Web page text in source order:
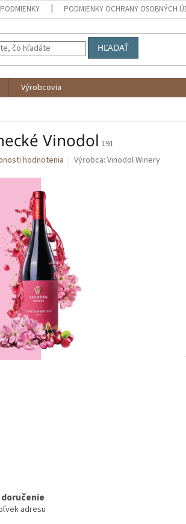
PODMIENKY OCHRANY OSOBNÝCH
HĽADAŤ
Výrobcovia
Vinodol 191
hodnotenia Výrobca: Vinodol Winery
doručenie
adresu